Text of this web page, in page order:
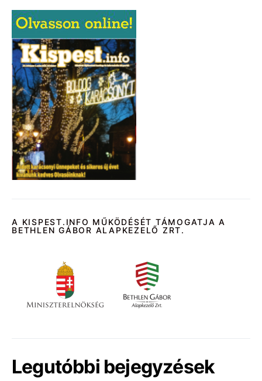
A KISPEST.INFO MŰKÖDÉSÉT TÁMOGATJA A
BETHLEN GÁBOR ALAPKEZELŐ ZRT.
Legutóbbi bejegyzések